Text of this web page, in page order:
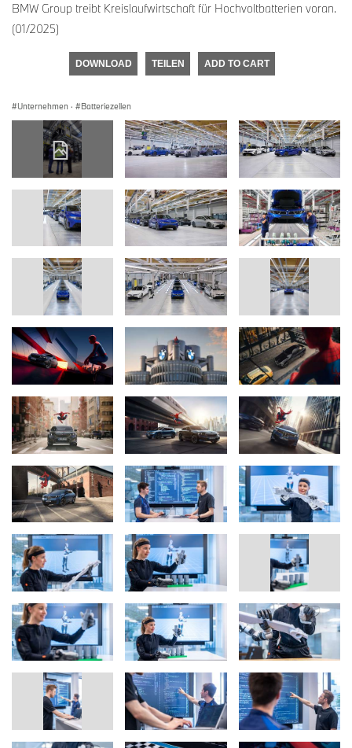
BMW Group treibt Kreislaufwirtschaft für Hochvoltbatterien voran.
(01/2025)
DOWNLOAD TEILEN ADD TO CART
Unternehmen · Batteriezellen